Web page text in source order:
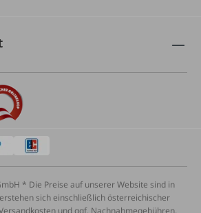
* Die Preise auf unserer Website sind in
sich einschließlich österreichischer
und ggf. Nachnahmegebühren,